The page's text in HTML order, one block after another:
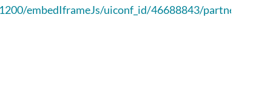
embedIframeJs/uiconf_id/46688843/partner_id/